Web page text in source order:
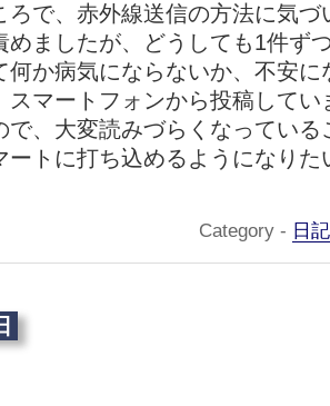
ろで、赤外線送信の方法に気づ
めましたが、どうしても1件ず
何か病気にならないか、不安に
スマートフォンから投稿してい
で、大変読みづらくなってい
ートに打ち込めるようになりた
Category - 日記